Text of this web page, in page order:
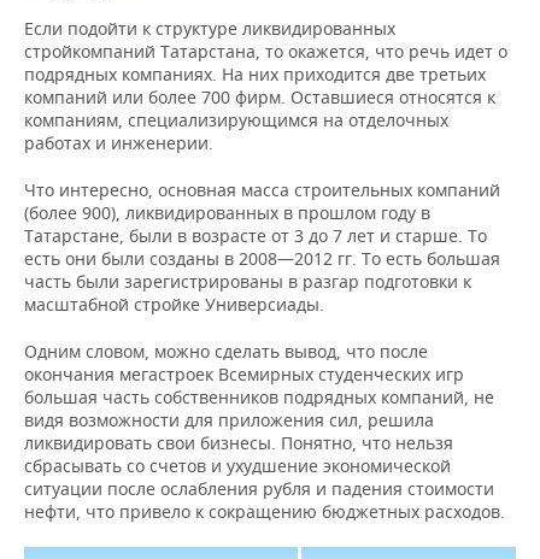
Если подойти к структуре ликвидированных
стройкомпаний Татарстана, то окажется, что речь идет о
подрядных компаниях. На них приходится две третьих
компаний или более 700 фирм. Оставшиеся относятся к
компаниям, специализирующимся на отделочных
работах и инженерии.
Что интересно, основная масса строительных компаний
(более 900), ликвидированных в прошлом году в
Татарстане, были в возрасте от 3 до 7 лет и старше. То
есть они были созданы в 2008—2012 гг. То есть большая
часть были зарегистрированы в разгар подготовки к
масштабной стройке Универсиады.
Одним словом, можно сделать вывод, что после
окончания мегастроек Всемирных студенческих игр
большая часть собственников подрядных компаний, не
видя возможности для приложения сил, решила
ликвидировать свои бизнесы. Понятно, что нельзя
сбрасывать со счетов и ухудшение экономической
ситуации после ослабления рубля и падения стоимости
нефти, что привело к сокращению бюджетных расходов.